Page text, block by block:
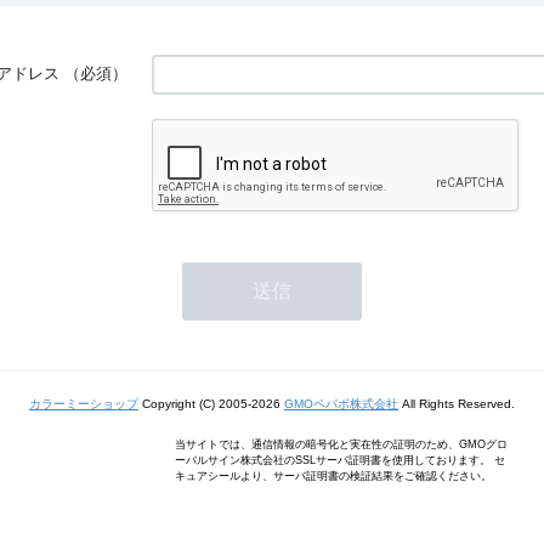
ドレス （必須）
カラーミーショップCopyright (C) 2005-2026 GMOペパボ株式会社 All Rights Reserved.
当サイトでは、通信情報の暗号化と実在性の証明のため、GMOグロ
ーバルサイン株式会社のSSLサーバ証明書を使用しております。 セ
キュアシールより、サーバ証明書の検証結果をご確認ください。